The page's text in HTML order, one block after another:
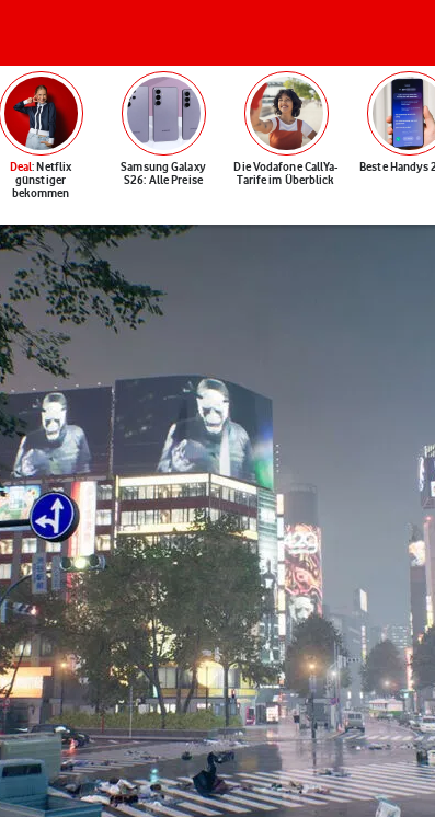
Deal: Netflix
günstiger
bekommen
Samsung Galaxy
S26: Alle Preise
Die Vodafone CallYa-
Tarife im Überblick
Beste Handys